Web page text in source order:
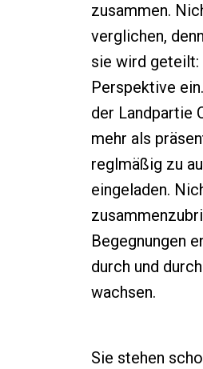
zusammen.
verglichen,
sie wird geteilt:
Perspektive
der Landpartie
mehr als
reglmäßig zu
eingeladen.
Begegnungen
durch und
wachsen.
Sie stehen